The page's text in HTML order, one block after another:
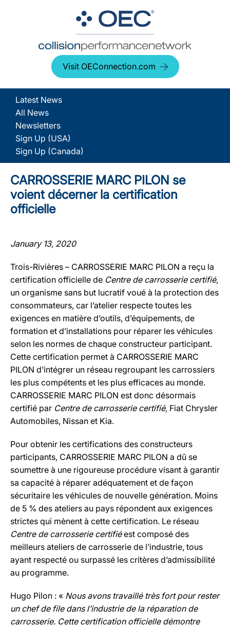
Visit OEConnection.com
Latest News
All News
Newsletters
Sign Up (USA)
Sign Up (Canada)
CARROSSERIE MARC PILON se
voient décerner la certification
officielle
January 13, 2020
Trois-Rivières – CARROSSERIE MARC PILON a reçu la
certification officielle de Centre de carrosserie certifié,
un organisme sans but lucratif voué à la protection des
consommateurs, car l’atelier respecte toutes les
exigences en matière d’outils, d’équipements, de
formation et d’installations pour réparer les véhicules
selon les normes de chaque constructeur participant.
Cette certification permet à CARROSSERIE MARC
PILON d’intégrer un réseau regroupant les carrossiers
les plus compétents et les plus efficaces au monde.
CARROSSERIE MARC PILON est donc désormais
certifié par Centre de carrosserie certifié, Fiat Chrysler
Automobiles, Nissan et Kia.
Pour obtenir les certifications des constructeurs
participants, CARROSSERIE MARC PILON a dû se
soumettre à une rigoureuse procédure visant à garantir
sa capacité à réparer adéquatement et de façon
sécuritaire les véhicules de nouvelle génération. Moins
de 5 % des ateliers au pays répondent aux exigences
strictes qui mènent à cette certification. Le réseau
Centre de carrosserie certifiéest composé des
meilleurs ateliers de carrosserie de l’industrie, tous
ayant respecté ou surpassé les critères d’admissibilité
au programme.
Hugo Pilon : « Nous avons travaillé très fort pour rester
un chef de file dans l’industrie de la réparation de
carrosserie. Cette certification officielle démontre